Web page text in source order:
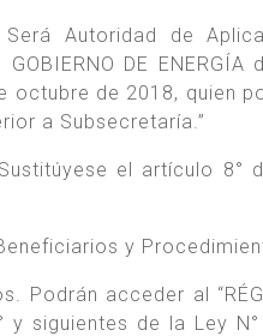
Será Autoridad de
GOBIERNO DE
octubre de 2018, quien
a Subsecretaría.”
el artículo 8°
Beneficiarios y
Podrán acceder al
y siguientes de la Ley